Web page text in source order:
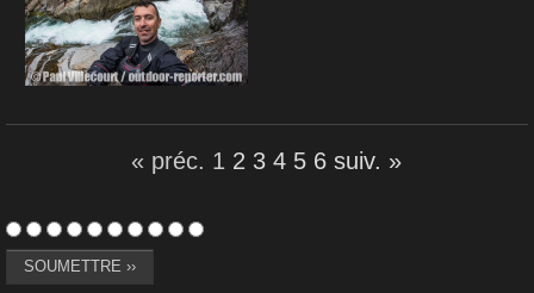
« préc. 1 2 3 4 5 6 suiv. »